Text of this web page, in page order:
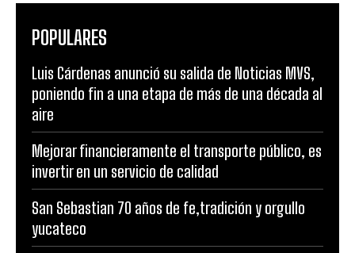
POPULARES
Luis Cárdenas anunció su salida de Noticias MVS,
poniendo fin a una etapa de más de una década al
aire
Mejorar financieramente el transporte público, es
invertir en un servicio de calidad
San Sebastian 70 años de fe,tradición y orgullo
yucateco